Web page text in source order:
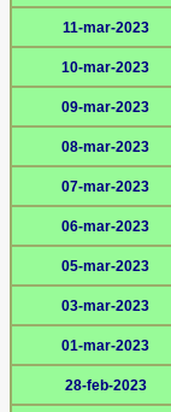
11-mar-2023
10-mar-2023
09-mar-2023
08-mar-2023
07-mar-2023
06-mar-2023
05-mar-2023
03-mar-2023
01-mar-2023
28-feb-2023